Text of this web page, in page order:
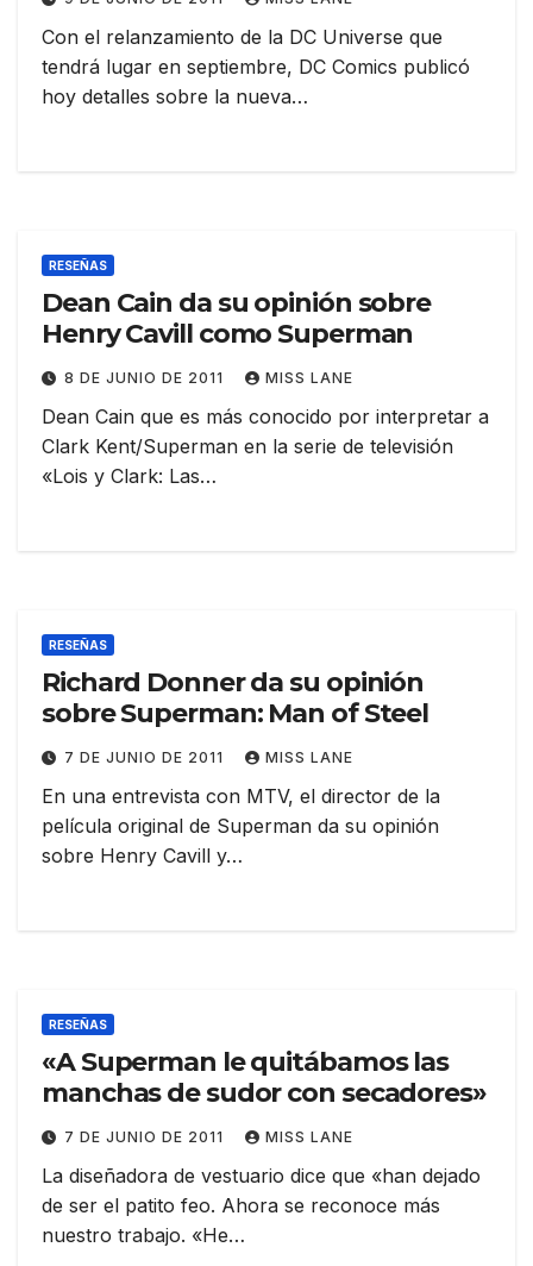
Con el relanzamiento de la DC Universe que
tendrá lugar en septiembre, DC Comics publicó
hoy detalles sobre la nueva…
RESEÑAS
Dean Cain da su opinión sobre
Henry Cavill como Superman
8 DE JUNIO DE 2011 MISS LANE
Dean Cain que es más conocido por interpretar a
Clark Kent/Superman en la serie de televisión
«Lois y Clark: Las…
RESEÑAS
Richard Donner da su opinión
sobre Superman: Man of Steel
7 DE JUNIO DE 2011 MISS LANE
En una entrevista con MTV, el director de la
película original de Superman da su opinión
sobre Henry Cavill y…
RESEÑAS
«A Superman le quitábamos las
manchas de sudor con secadores»
7 DE JUNIO DE 2011 MISS LANE
La diseñadora de vestuario dice que «han dejado
de ser el patito feo. Ahora se reconoce más
nuestro trabajo. «He…